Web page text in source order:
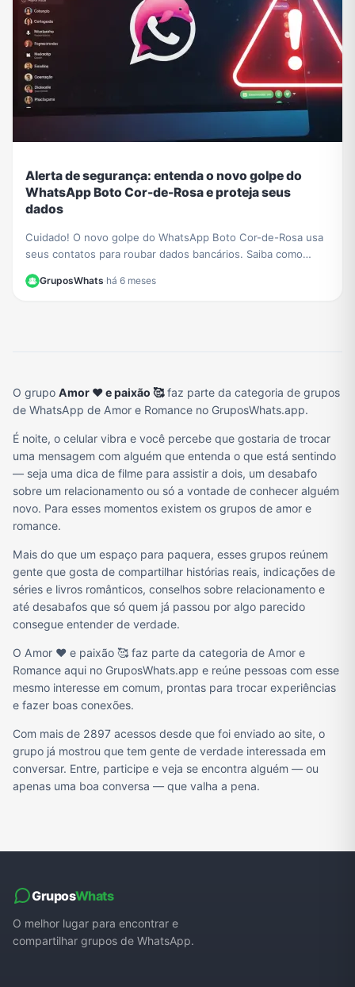
Alerta de segurança: entenda o novo golpe do
WhatsApp Boto Cor-de-Rosa e proteja seus
dados
Cuidado! O novo golpe do WhatsApp Boto Cor-de-Rosa usa
seus contatos para roubar dados bancários. Saiba como
GruposWhats·há 6 meses
O grupo Amor ❤️ e paixão 🥰faz parte da categoria de grupos
de WhatsApp de Amor e Romance no GruposWhats.app.
É noite, o celular vibra e você percebe que gostaria de trocar
uma mensagem com alguém que entenda o que está sentindo
— seja uma dica de filme para assistir a dois, um desabafo
sobre um relacionamento ou só a vontade de conhecer alguém
novo. Para esses momentos existem os grupos de amor e
romance.
Mais do que um espaço para paquera, esses grupos reúnem
gente que gosta de compartilhar histórias reais, indicações de
séries e livros românticos, conselhos sobre relacionamento e
até desabafos que só quem já passou por algo parecido
consegue entender de verdade.
O Amor ❤️ e paixão 🥰 faz parte da categoria de Amor e
Romance aqui no GruposWhats.app e reúne pessoas com esse
mesmo interesse em comum, prontas para trocar experiências
e fazer boas conexões.
Com mais de 2897 acessos desde que foi enviado ao site, o
grupo já mostrou que tem gente de verdade interessada em
conversar. Entre, participe e veja se encontra alguém — ou
apenas uma boa conversa — que valha a pena.
GruposWhats
O melhor lugar para encontrar e
compartilhar grupos de WhatsApp.